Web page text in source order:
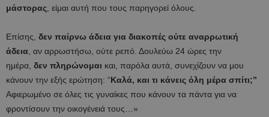
μάστορας , είμαι αυτή που τους παρηγορεί όλους.
Επίσης, δεν παίρνω άδεια για διακοπές ούτε αναρρωτική
άδεια , αν αρρωστήσω, ούτε ρεπό. Δουλεύω 24 ώρες την
ημέρα, δεν πληρώνομαι και, παρόλα αυτά, συνεχίζουν να μου
κάνουν την εξής ερώτηση: “Καλά, και τι κάνεις όλη μέρα σπίτι;”
Αφιερωμένο σε όλες τις γυναίκες που κάνουν τα πάντα για να
φροντίσουν την οικογένειά τους…»